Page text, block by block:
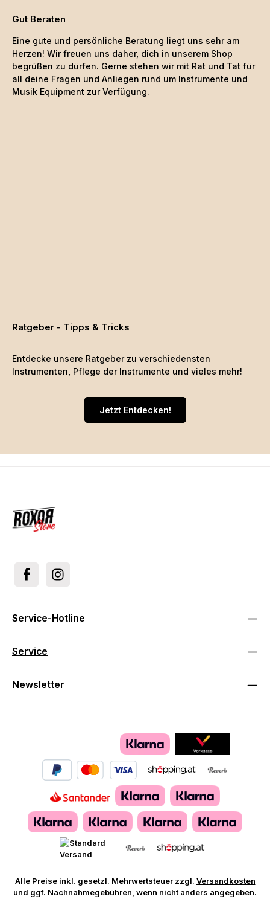
Gut Beraten
Eine gute und persönliche Beratung liegt uns sehr am
Herzen! Wir freuen uns daher, dich in unserem Shop
begrüßen zu dürfen. Gerne stehen wir mit Rat und Tat für
all deine Fragen und Anliegen rund um Instrumente und
Musik Equipment zur Verfügung.
Ratgeber - Tipps & Tricks
Entdecke unsere Ratgeber zu verschiedensten
Instrumenten, Pflege der Instrumente und vieles mehr!
Jetzt Entdecken!
Service-Hotline
Service
Newsletter
Alle Preise inkl. gesetzl. Mehrwertsteuer zzgl. Versandkosten
und ggf. Nachnahmegebühren, wenn nicht anders angegeben.